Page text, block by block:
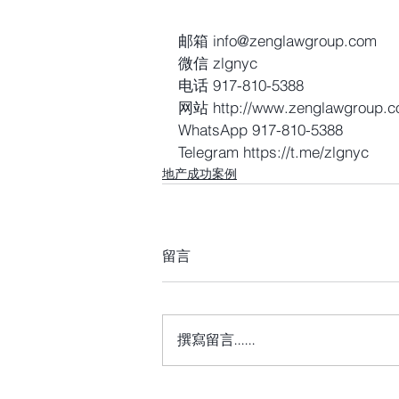
邮箱 info@zenglawgroup.com
微信 zlgnyc
电话 917-810-5388
网站 http://
WhatsApp 917-810-5388
Telegram https://t.me/zlgnyc
地产成功案例
留言
撰寫留言......